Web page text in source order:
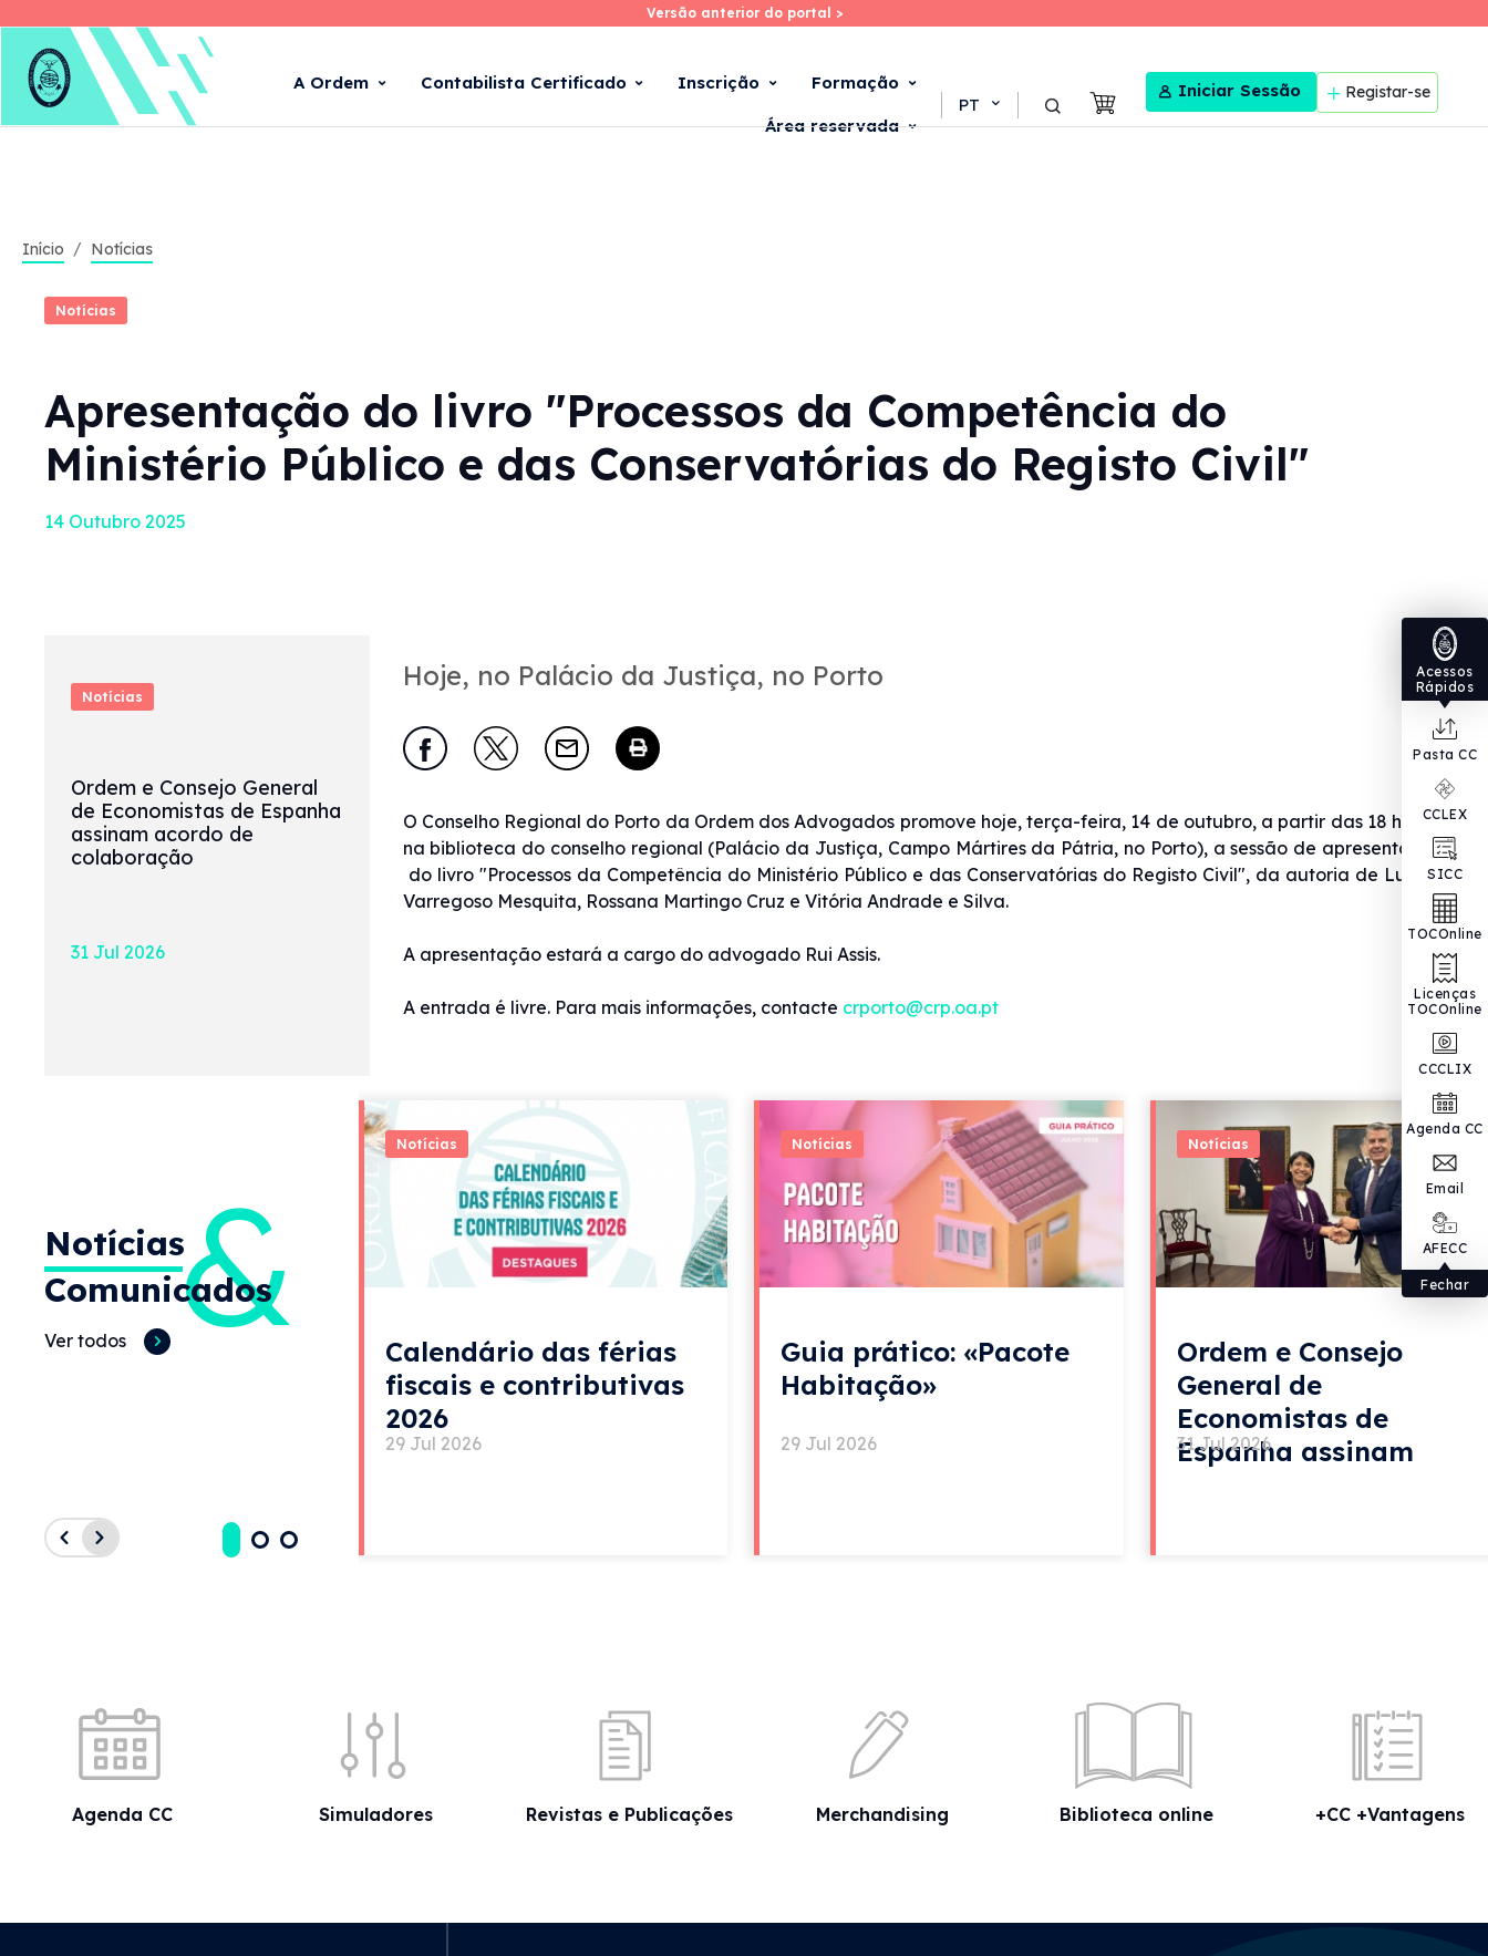
Skip
main
Versão anterior do portal >
Versão anterior do portal >
A Ordem Contabilista Certificado Inscrição Formação
Área reservada
PT User menu Registar-se
Iniciar Sessão
Acessos
Rápidos
Pasta CC
CCLEX
SICC
TOCOnline
Licenças
TOCOnline
CCCLIX
Agenda CC
Email
AFECC
Fechar
Início Notícias
Notícias
Apresentação do livro "Processos da Competência do
Ministério Público e das Conservatórias do Registo Civil"
14 Outubro 2025
Notícias
Ordem e Consejo General
de Economistas de Espanha
assinam acordo de
colaboração
31 Jul 2026
Hoje, no Palácio da Justiça, no Porto
O Conselho Regional do Porto da Ordem dos Advogados promove hoje, terça-feira, 14 de outubro, a partir das 18 horas,
na biblioteca do conselho regional (Palácio da Justiça, Campo Mártires da Pátria, no Porto), a sessão de apresentação
do livro "Processos da Competência do Ministério Público e das Conservatórias do Registo Civil", da autoria de Lurdes
Varregoso Mesquita, Rossana Martingo Cruz e Vitória Andrade e Silva.
A apresentação estará a cargo do advogado Rui Assis.
A entrada é livre. Para mais informações, contacte crporto@crp.oa.pt
Notícias&
Comunicados
Ver todos
Notícias
Calendário das férias
fiscais e contributivas
2026
29 Jul 2026
Notícias
Guia prático: «Pacote
Habitação»
29 Jul 2026
Notícias
Ordem e Consejo
General de
Economistas de
Espanha assinam
31 Jul 2026
Agenda CC Simuladores Revistas e Publicações Merchandising Biblioteca online +CC +Vantagens